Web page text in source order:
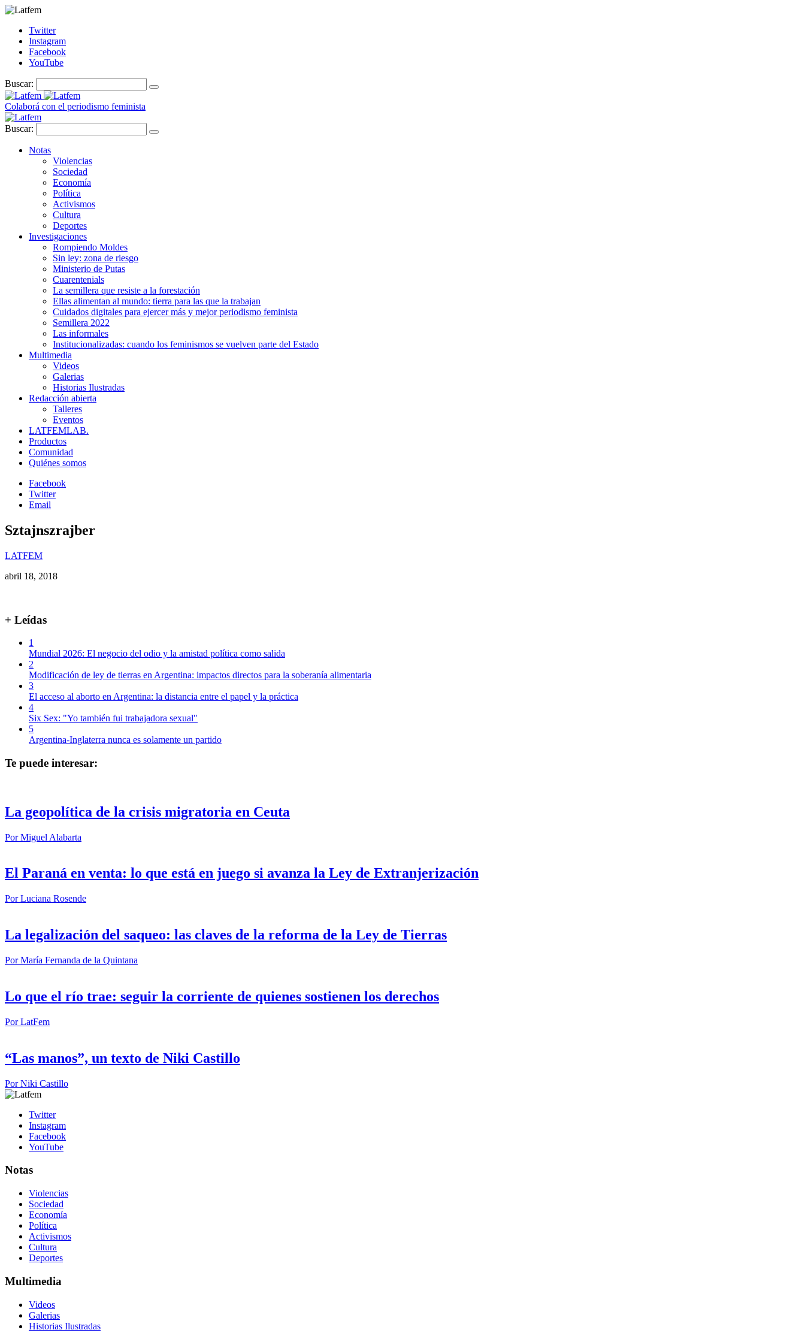
Twitter
Instagram
Facebook
YouTube
Buscar:
Colaborá con el periodismo feminista
Buscar:
Notas
Violencias
Sociedad
Economía
Política
Activismos
Cultura
Deportes
Investigaciones
Rompiendo Moldes
Sin ley: zona de riesgo
Ministerio de Putas
Cuarentenials
La semillera que resiste a la forestación
Ellas alimentan al mundo: tierra para las que la trabajan
Cuidados digitales para ejercer más y mejor periodismo feminista
Semillera 2022
Las informales
Institucionalizadas: cuando los feminismos se vuelven parte del Estado
Multimedia
Videos
Galerias
Historias Ilustradas
Redacción abierta
Talleres
Eventos
LATFEMLAB.
Productos
Comunidad
Quiénes somos
Facebook
Twitter
Email
Sztajnszrajber
LATFEM
abril 18, 2018
+ Leídas
1
Mundial 2026: El negocio del odio y la amistad política como salida
2
Modificación de ley de tierras en Argentina: impactos directos para la soberanía alimentaria
3
El acceso al aborto en Argentina: la distancia entre el papel y la práctica
4
Six Sex: "Yo también fui trabajadora sexual"
5
Argentina-Inglaterra nunca es solamente un partido
Te puede interesar:
La geopolítica de la crisis migratoria en Ceuta
PorMiguel Alabarta
El Paraná en venta: lo que está en juego si avanza la Ley de Extranjerización
PorLuciana Rosende
La legalización del saqueo: las claves de la reforma de la Ley de Tierras
PorMaría Fernanda de la Quintana
Lo que el río trae: seguir la corriente de quienes sostienen los derechos
PorLatFem
“Las manos”, un texto de Niki Castillo
PorNiki Castillo
Twitter
Instagram
Facebook
YouTube
Notas
Violencias
Sociedad
Economía
Política
Activismos
Cultura
Deportes
Multimedia
Videos
Galerias
Historias Ilustradas